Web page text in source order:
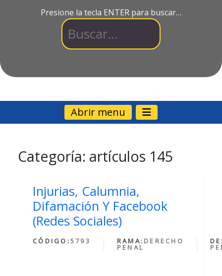
Presione la tecla ENTER para buscar…
Abrir menu
Categoría: artículos 145
Injurias, Calumnia,
Difamación Y Facebook
(Redes Sociales)
CÓDIGO:5793 RAMA: DERECHO
PENAL